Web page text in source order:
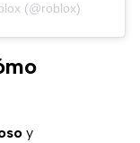
(@roblox)
y